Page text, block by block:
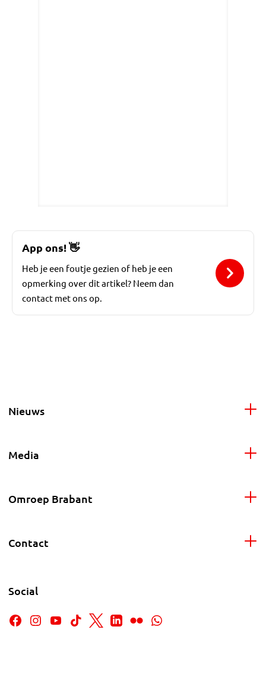
App ons!👋
Heb je een foutje gezien of heb je een
opmerking over dit artikel? Neem dan
contact met ons op.
Nieuws
Media
Omroep Brabant
Contact
Social